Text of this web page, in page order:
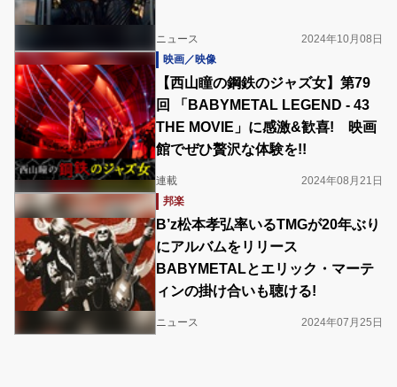
ニュース
2024年10月08日
映画／映像
【西山瞳の鋼鉄のジャズ女】第79
回 「BABYMETAL LEGEND - 43
THE MOVIE」に感激&歓喜! 映画
館でぜひ贅沢な体験を!!
連載
2024年08月21日
邦楽
B’z松本孝弘率いるTMGが20年ぶり
にアルバムをリリース
BABYMETALとエリック・マーテ
ィンの掛け合いも聴ける!
ニュース 2024年07月25日